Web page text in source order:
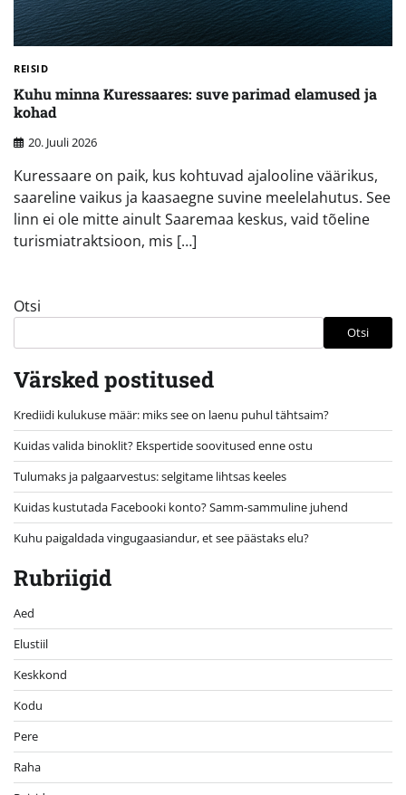
REISID
Kuhu minna Kuressaares: suve parimad elamused ja
kohad
20. Juuli 2026
Kuressaare on paik, kus kohtuvad ajalooline väärikus,
saareline vaikus ja kaasaegne suvine meelelahutus. See
linn ei ole mitte ainult Saaremaa keskus, vaid tõeline
turismiatraktsioon, mis […]
Otsi
Otsi
Värsked postitused
Krediidi kulukuse määr: miks see on laenu puhul tähtsaim?
Kuidas valida binoklit? Ekspertide soovitused enne ostu
Tulumaks ja palgaarvestus: selgitame lihtsas keeles
Kuidas kustutada Facebooki konto? Samm-sammuline juhend
Kuhu paigaldada vingugaasiandur, et see päästaks elu?
Rubriigid
Aed
Elustiil
Keskkond
Kodu
Pere
Raha